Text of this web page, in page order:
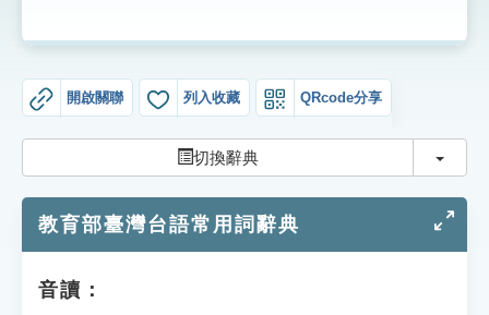
生字詞彙表
知識索引
開啟關聯 列入收藏 QRcode分享
切換辭典 切換
教育部臺灣台語常用詞辭典
音讀：